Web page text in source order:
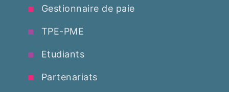
Gestionnaire de paie
TPE-PME
Etudiants
Partenariats